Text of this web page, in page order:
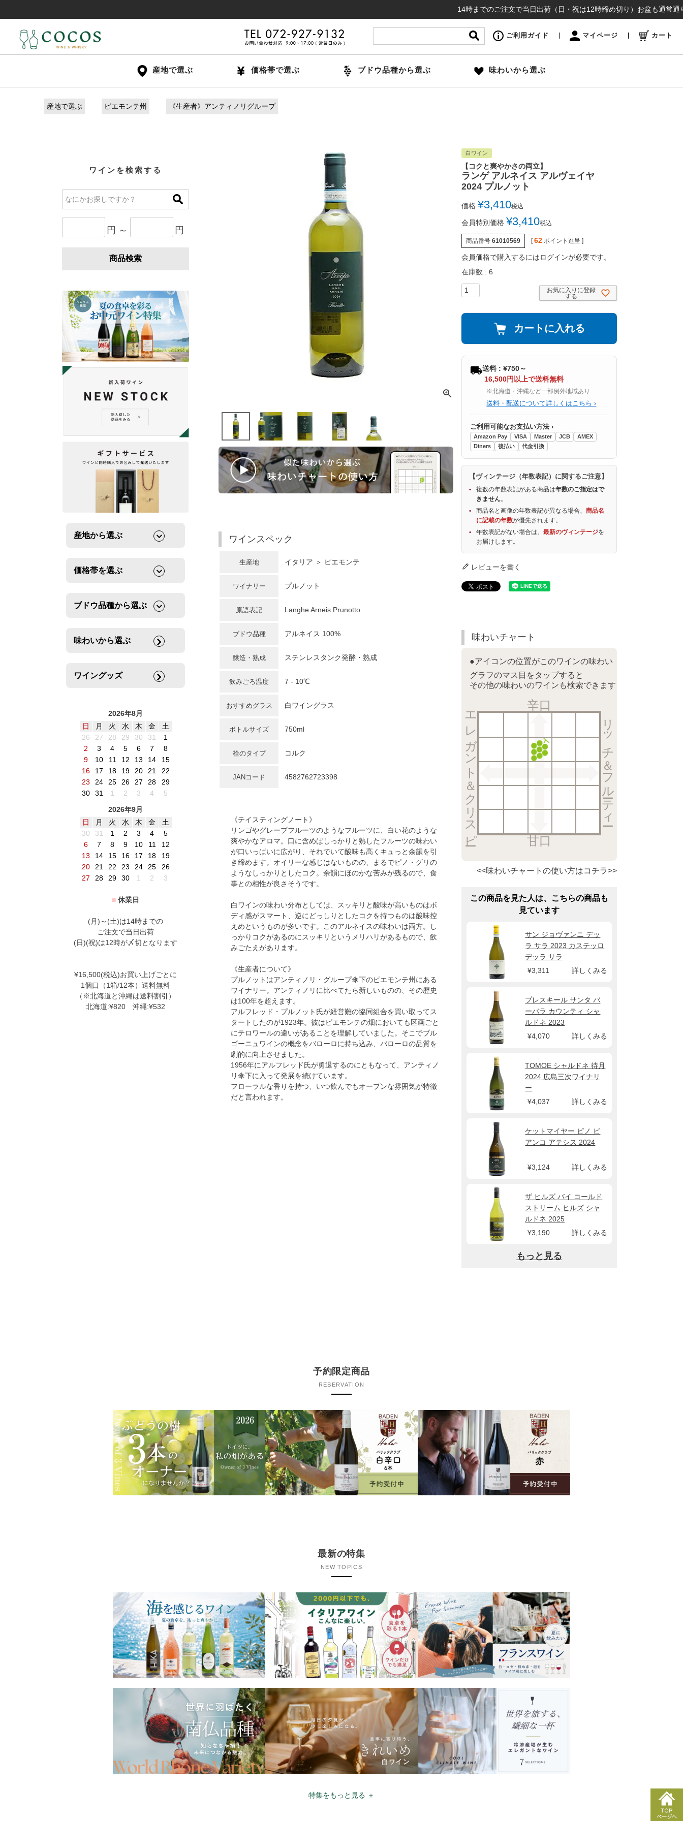
14時までのご注文で当日出荷（日・祝は12時締め切り）お盆も通常通り出荷
ご利用ガイド マイページ カート
産地で選ぶ 価格帯で選ぶ ブドウ品種から選ぶ 味わいから選ぶ
産地で選ぶ ピエモンテ州 《生産者》アンティノリグループ
ワインを検索する
円 ～ 円
商品検索
産地から選ぶ
価格帯を選ぶ
ブドウ品種から選ぶ
味わいから選ぶ
ワイングッズ
2026年8月
日
月 火 水 木 金
土
26
27 28 29 30 31
1
2
3 4 5 6 7
8
9
10 11 12 13 14
15
16
17 18 19 20 21
22
23
24 25 26 27 28
29
30
31 1 2 3 4
5
2026年9月
日
月 火 水 木 金
土
30
31 1 2 3 4
5
6
7 8 9 10 11
12
13
14 15 16 17 18
19
20
21 22 23 24 25
26
27
28 29 30 1 2 3
■ 休業日
(月)～(土)は14時までの
ご注文で当日出荷
(日)(祝)は12時が〆切となります
¥16,500(税込)お買い上げごとに
1個口（1箱/12本）送料無料
（※北海道と沖縄は送料割引）
北海道:¥820 沖縄:¥532
ワインスペック
生産地 イタリア ＞ ピエモンテ
ワイナリー プルノット
原語表記 Langhe Arneis Prunotto
ブドウ品種 アルネイス 100%
醸造・熟成 ステンレスタンク発酵・熟成
飲みごろ温度 7 - 10℃
おすすめグラス 白ワイングラス
ボトルサイズ 750ml
栓のタイプ コルク
JANコード 4582762723398
《テイスティングノート》
リンゴやグレープフルーツのようなフルーツに、白い花のような
爽やかなアロマ。口に含めばしっかりと熟したフルーツの味わい
が口いっぱいに広がり、それでいて酸味も高くキュっと余韻を引
き締めます。オイリーな感じはないものの、まるでピノ・グリの
ようなしっかりとしたコク。余韻にほのかな苦みが残るので、食
事との相性が良さそうです。
白ワインの味わい分布としては、スッキリと酸味が高いものはボ
ディ感がスマート、逆にどっしりとしたコクを持つものは酸味控
えめというものが多いです。このアルネイスの味わいは両方。し
っかりコクがあるのにスッキリというメリハリがあるもので、飲
みごたえがあります。
《生産者について》
プルノットはアンティノリ・グループ傘下のピエモンテ州にある
ワイナリー。アンティノリに比べてたら新しいものの、その歴史
は100年を超えます。
アルフレッド・プルノット氏が経営難の協同組合を買い取ってス
タートしたのが1923年。彼はピエモンテの畑においても区画ごと
にテロワールの違いがあることを理解していました。そこでブル
ゴーニュワインの概念をバローロに持ち込み、バローロの品質を
劇的に向上させました。
1956年にアルフレッド氏が勇退するのにともなって、アンティノ
リ傘下に入って発展を続けています。
フローラルな香りを持つ、いつ飲んでもオープンな雰囲気が特徴
だと言われます。
白ワイン
【コクと爽やかさの両立】
ランゲ アルネイス アルヴェイヤ
2024 プルノット
価格 ¥3,410税込
会員特別価格 ¥3,410税込
商品番号 61010569 [ 62 ポイント進呈 ]
会員価格で購入するにはログインが必要です。
在庫数
6
お気に入りに登録
する
カートに入れる
送料 : ¥750～
16,500円以上で送料無料
※北海道・沖縄など一部例外地域あり
送料・配送について詳しくはこちら ›
ご利用可能なお支払い方法 ›
Amazon Pay VISA Master JCB
AMEX
Diners
後払い 代金引換
【ヴィンテージ（年数表記）に関するご注意】
複数の年数表記がある商品は年数のご指定はで
きません。
商品名と画像の年数表記が異なる場合、商品名
に記載の年数が優先されます。
年数表記がない場合は、最新のヴィンテージを
お届けします。
レビューを書く
味わいチャート
●アイコンの位置がこのワインの味わい
グラフのマス目をタップすると
その他の味わいのワインも検索できます
辛口
リッチ＆フルーティー
甘口
エレガント＆クリスピー
<<味わいチャートの使い方はコチラ>>
この商品を見た人は、こちらの商品も
見ています
サン ジョヴァンニ デッ
ラ サラ 2023 カステッロ
デッラ サラ
¥3,311
詳しくみる
プレスキール サンタ バ
ーバラ カウンティ シャ
ルドネ 2023
¥4,070
詳しくみる
TOMOE シャルドネ 待月
2024 広島三次ワイナリ
ー
¥4,037
詳しくみる
ケットマイヤー ピノ ビ
アンコ アテシス 2024
¥3,124 詳しくみる
ザ ヒルズ バイ コールド
ストリーム ヒルズ シャ
ルドネ 2025
¥3,190
詳しくみる
もっと見る
予約限定商品
RESERVATION
最新の特集
NEW TOPICS
特集をもっと見る ＋